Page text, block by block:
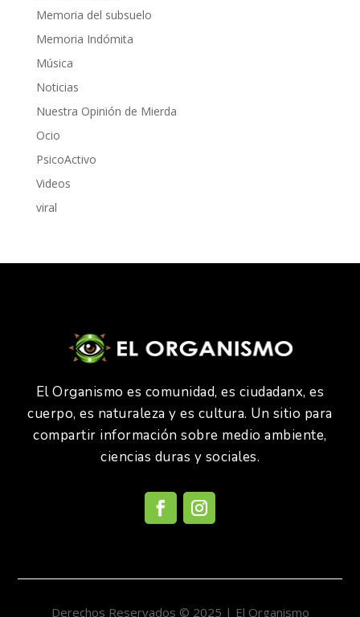
Memoria del subsuelo
Memoria Indómita
Música
Noticias
Nuestra Opinión de Mierda
Ocio
PsicoActivo
Videos
viral
El Organismo es comunidad, es ciudadanx, es
cuerpo, es naturaleza y es cultura. Un sitio para
compartir información sobre medio ambiente,
ciencias duras y sociales.
Derechos Reservados © 2025 | El Organismo